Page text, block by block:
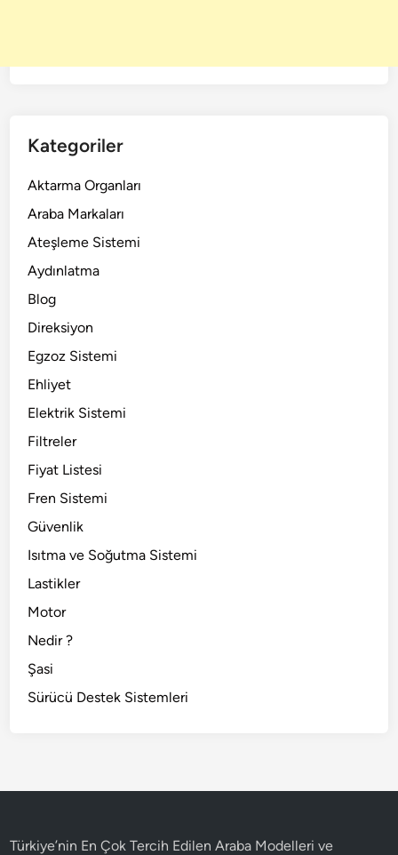
Kategoriler
Aktarma Organları
Araba Markaları
Ateşleme Sistemi
Aydınlatma
Blog
Direksiyon
Egzoz Sistemi
Ehliyet
Elektrik Sistemi
Filtreler
Fiyat Listesi
Fren Sistemi
Güvenlik
Isıtma ve Soğutma Sistemi
Lastikler
Motor
Nedir ?
Şasi
Sürücü Destek Sistemleri
Türkiye’nin En Çok Tercih Edilen Araba Modelleri ve